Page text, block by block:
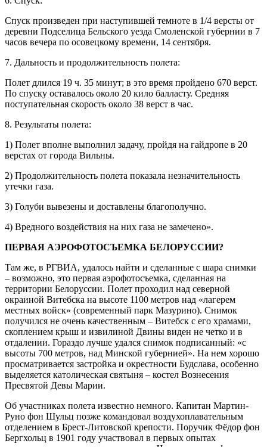
Спуск произведен при наступившей темноте в 1/4 версты от
деревни Подселица Бельского уезда Смоленской губернии в 7
часов вечера по осовецкому времени, 14 сентября.
7. Дальность и продолжительность полета:
Полет длился 19 ч. 35 минут; в это время пройдено 670 верст.
По спуску оставалось около 20 кило балласту. Средняя
поступательная скорость около 38 верст в час.
8. Результаты полета:
1) Полет вполне выполнил задачу, пройдя на гайдропе в 20
верстах от города Вильны.
2) Продолжительность полета показала незначительность
утечки газа.
3) Голуби вывезены и доставлены благополучно.
4) Вредного воздействия на них газа не замечено».
ПЕРВАЯ АЭРОФОТОСЪЕМКА БЕЛОРУССИИ?
Там же, в РГВИА, удалось найти и сделанные с шара снимки
– возможно, это первая аэрофотосъемка, сделанная на
территории Белоруссии. Полет проходил над северной
окраиной Витебска на высоте 1100 метров над «лагерем
местных войск» (современный парк Мазурино). Снимок
получился не очень качественным – Витебск с его храмами,
скоплением крыш и извилиной Двины виден не четко и в
отдалении. Гораздо лучше удался снимок подписанный: «с
высоты 700 метров, над Минской губернией». На нем хорошо
просматривается застройка и окрестности Будслава, особенно
выделяется католическая святыня – костел Вознесения
Пресвятой Девы Марии.
Об участниках полета известно немного. Капитан Мартин-
Руно фон Шульц позже командовал воздухоплавательным
отделением в Брест-Литовской крепости. Поручик Фёдор фон
Бергхольц в 1901 году участвовал в первых опытах